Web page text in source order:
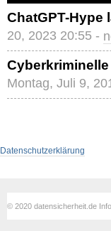
ChatGPT-Hype
20, 2023 20:55 -
Montag, Juli 9,
Datenschutzerklärung
© 2020 datensicherheit.de